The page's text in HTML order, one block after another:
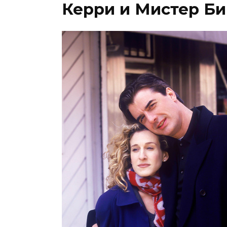
Керри и Мистер